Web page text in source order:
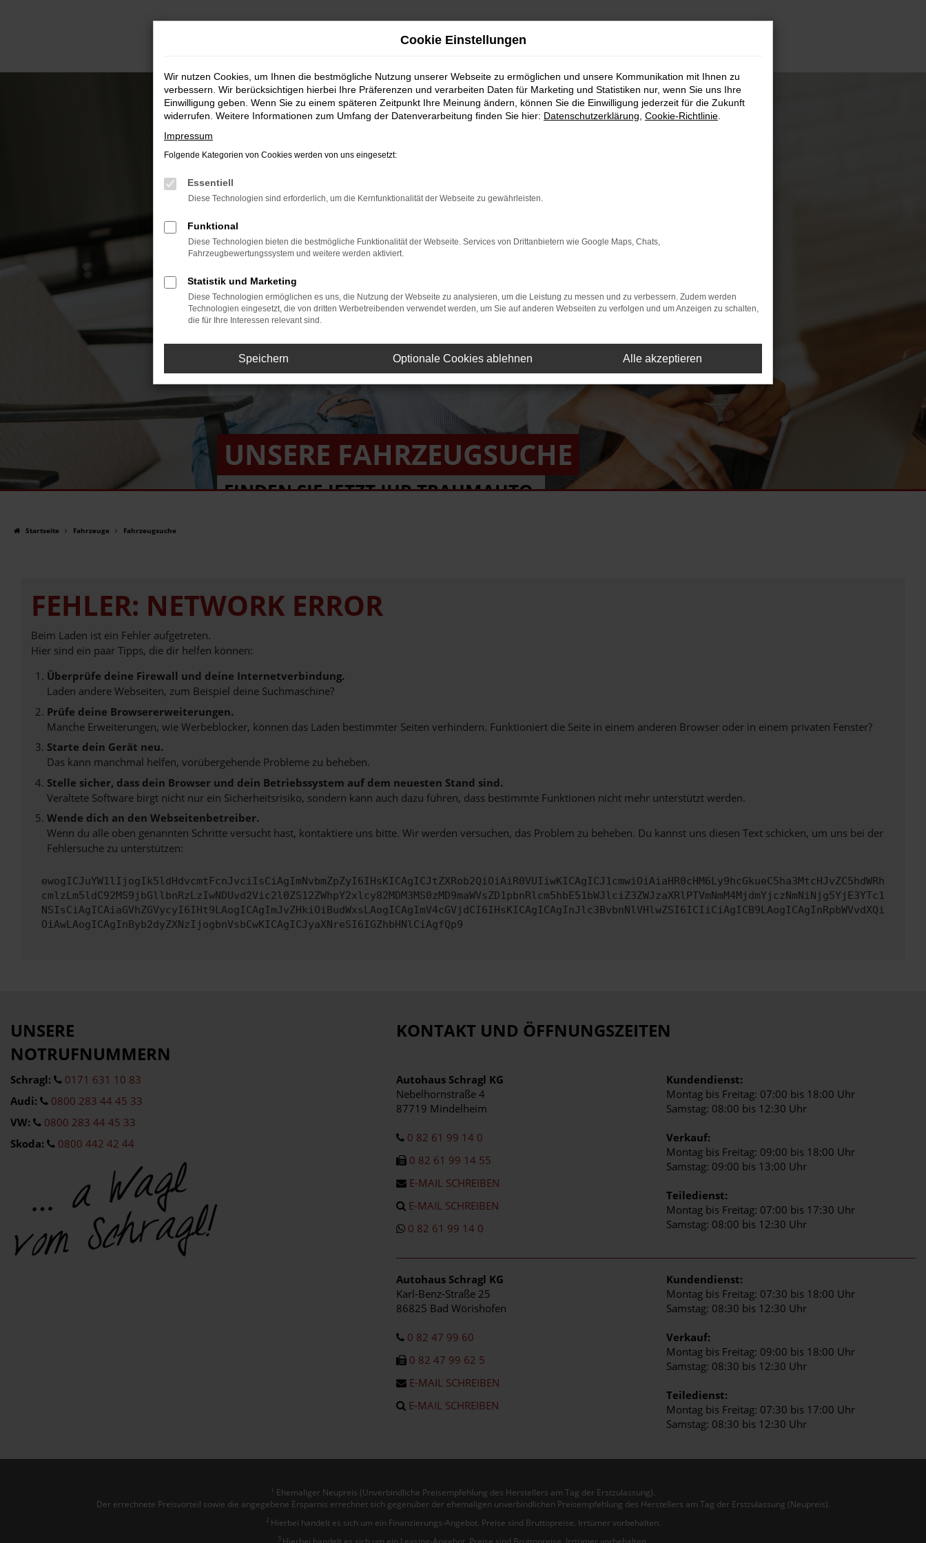
UNSERE FAHRZEUGSUCHE
FINDEN SIE JETZT IHR TRAUMAUTO.
Startseite Fahrzeuge Fahrzeugsuche
FEHLER: NETWORK ERROR
Beim Laden ist ein Fehler aufgetreten.
Hier sind ein paar Tipps, die dir helfen können:
Überprüfe deine Firewall und deine Internetverbindung.
Laden andere Webseiten, zum Beispiel deine Suchmaschine?
Prüfe deine Browsererweiterungen.
Manche Erweiterungen, wie Werbeblocker, können das Laden bestimmter Seiten verhindern. Funktioniert die Seite in einem anderen Browser oder in einem privaten Fenster?
Starte dein Gerät neu.
Das kann manchmal helfen, vorübergehende Probleme zu beheben.
Stelle sicher, dass dein Browser und dein Betriebssystem auf dem neuesten Stand sind.
Veraltete Software birgt nicht nur ein Sicherheitsrisiko, sondern kann auch dazu führen, dass bestimmte Funktionen nicht mehr unterstützt werden.
Wende dich an den Webseitenbetreiber.
Wenn du alle oben genannten Schritte versucht hast, kontaktiere uns bitte. Wir werden versuchen, das Problem zu beheben. Du kannst uns diesen Text schicken, um uns bei der
Fehlersuche zu unterstützen:
ewogICJuYW1lIjogIk5ldHdvcmtFcnJvciIsCiAgImNvbmZpZyI6IHsKICAgICJtZXRob2QiOiAiR0VUIiwKICAgICJ1cmwiOiAiaHR0cHM6Ly9hcGkueC5ha3MtcHJvZC5hdWRh
cmlzLm5ldC92MS9jbGllbnRzLzIwNDUvd2Vic2l0ZS12ZWhpY2xlcy82MDM3MS0zMD9maWVsZD1pbnRlcm5hbE51bWJlciZ3ZWJzaXRlPTVmNmM4MjdmYjczNmNiNjg5YjE3YTc1
NSIsCiAgICAiaGVhZGVycyI6IHt9LAogICAgImJvZHkiOiBudWxsLAogICAgImV4cGVjdCI6IHsKICAgICAgInJlc3BvbnNlVHlwZSI6ICIiCiAgICB9LAogICAgInRpbWVvdXQi
OiAwLAogICAgInByb2dyZXNzIjogbnVsbCwKICAgICJyaXNreSI6IGZhbHNlCiAgfQp9
UNSERE
NOTRUFNUMMERN
Schragl:
0171 631 10 83
Audi:
0800 283 44 45 33
VW:
0800 283 44 45 33
Skoda:
0800 442 42 44
KONTAKT UND ÖFFNUNGSZEITEN
Autohaus Schragl KG
Nebelhornstraße 4
87719 Mindelheim
0 82 61 99 14 0
0 82 61 99 14 55
E-MAIL SCHREIBEN
E-MAIL SCHREIBEN
0 82 61 99 14 0
Kundendienst:
Montag bis Freitag: 07:00 bis 18:00 Uhr
Samstag: 08:00 bis 12:30 Uhr
Verkauf:
Montag bis Freitag: 09:00 bis 18:00 Uhr
Samstag: 09:00 bis 13:00 Uhr
Teiledienst:
Montag bis Freitag: 07:00 bis 17:30 Uhr
Samstag: 08:00 bis 12:30 Uhr
Autohaus Schragl KG
Karl-Benz-Straße 25
86825 Bad Wörishofen
0 82 47 99 60
0 82 47 99 62 5
E-MAIL SCHREIBEN
E-MAIL SCHREIBEN
Kundendienst:
Montag bis Freitag: 07:30 bis 18:00 Uhr
Samstag: 08:30 bis 12:30 Uhr
Verkauf:
Montag bis Freitag: 09:00 bis 18:00 Uhr
Samstag: 08:30 bis 12:30 Uhr
Teiledienst:
Montag bis Freitag: 07:30 bis 17:00 Uhr
Samstag: 08:30 bis 12:30 Uhr
1 Ehemaliger Neupreis (Unverbindliche Preisempfehlung des Herstellers am Tag der Erstzulassung).
Der errechnete Preisvorteil sowie die angegebene Ersparnis errechnet sich gegenüber der ehemaligen unverbindlichen Preisempfehlung des Herstellers am Tag der Erstzulassung (Neupreis).
2 Hierbei handelt es sich um ein Finanzierungs-Angebot. Preise sind Bruttopreise. Irrtümer vorbehalten.
3
Cookie Einstellungen
Wir nutzen Cookies, um Ihnen die bestmögliche Nutzung unserer Webseite zu ermöglichen und unsere Kommunikation mit Ihnen zu
verbessern. Wir berücksichtigen hierbei Ihre Präferenzen und verarbeiten Daten für Marketing und Statistiken nur, wenn Sie uns Ihre
Einwilligung geben. Wenn Sie zu einem späteren Zeitpunkt Ihre Meinung ändern, können Sie die Einwilligung jederzeit für die Zukunft
widerrufen. Weitere Informationen zum Umfang der Datenverarbeitung finden Sie hier: Datenschutzerklärung Cookie-Richtlinie
Impressum
Folgende Kategorien von Cookies werden von uns eingesetzt:
Essentiell
Diese Technologien sind erforderlich, um die Kernfunktionalität der Webseite zu gewährleisten.
Funktional
Diese Technologien bieten die bestmögliche Funktionalität der Webseite. Services von Drittanbietern wie Google Maps, Chats,
Fahrzeugbewertungssystem und weitere werden aktiviert.
Statistik und Marketing
Diese Technologien ermöglichen es uns, die Nutzung der Webseite zu analysieren, um die Leistung zu messen und zu verbessern. Zudem werden
Technologien eingesetzt, die von dritten Werbetreibenden verwendet werden, um Sie auf anderen Webseiten zu verfolgen und um Anzeigen zu schalten,
die für Ihre Interessen relevant sind.
Speichern Optionale Cookies ablehnen Alle akzeptieren